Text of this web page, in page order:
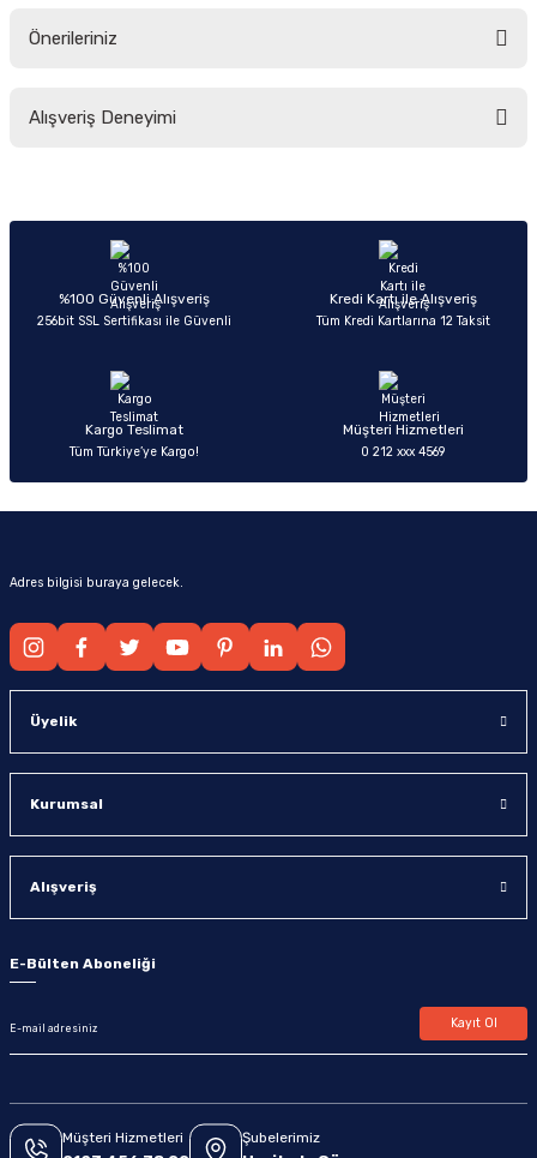
Önerileriniz
yetersiz gördüğünüz noktaları öneri formunu kullanarak tarafımıza
Ürün açıklamasında eksik bilgiler bulunuyor.
Ürün bilgilerinde hatalar bulunuyor.
Ürün fiyatı diğer sitelerden daha pahalı.
Alışveriş Deneyimi
Sitemize ilk yorumu siz yapın!
%100 Güvenli Alışveriş
256bit SSL Sertifikası ile Güvenli
Kredi Kartı ile Alışveriş
Tüm Kredi Kartlarına 12 Taksit
Kargo Teslimat
Tüm Türkiye’ye Kargo!
Müşteri Hizmetleri
0 212 xxx 4569
Adres bilgisi buraya gelecek.
Üyelik
Kurumsal
Alışveriş
E-Bülten Aboneliği
Kayıt Ol
Müşteri Hizmetleri Şubelerimiz